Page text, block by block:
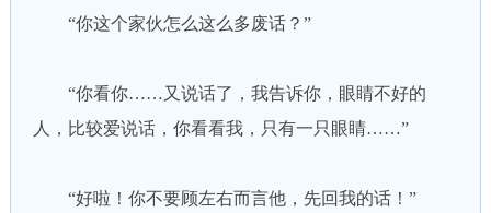
“你这个家伙怎么这么多废话？”
“你看你……又说话了，我告诉你，眼睛不好的
人，比较爱说话，你看看我，只有一只眼睛……”
“好啦！你不要顾左右而言他，先回我的话！”